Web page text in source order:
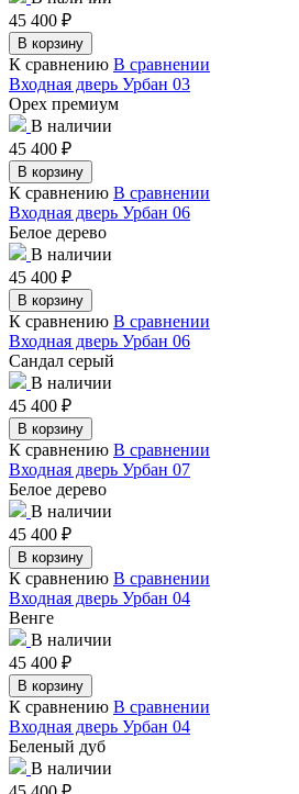
45 400 ₽
В корзину
К сравнению В сравнении
Входная дверь Урбан 03
Орех премиум
В наличии
45 400 ₽
В корзину
К сравнению В сравнении
Входная дверь Урбан 06
Белое дерево
В наличии
45 400 ₽
В корзину
К сравнению В сравнении
Входная дверь Урбан 06
Сандал серый
В наличии
45 400 ₽
В корзину
К сравнению В сравнении
Входная дверь Урбан 07
Белое дерево
В наличии
45 400 ₽
В корзину
К сравнению В сравнении
Входная дверь Урбан 04
Венге
В наличии
45 400 ₽
В корзину
К сравнению В сравнении
Входная дверь Урбан 04
Беленый дуб
В наличии